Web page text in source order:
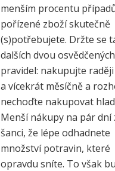
menším procentu
pořízené zboží skutečně
(s)potřebujete. Držte se
dalších dvou osvědčených
pravidel: nakupujte
a vícekrát měsíčně a
nechoďte nakupovat
Menší nákupy na pár dní
šanci, že lépe odhadnete
množství potravin, které
opravdu sníte. To však